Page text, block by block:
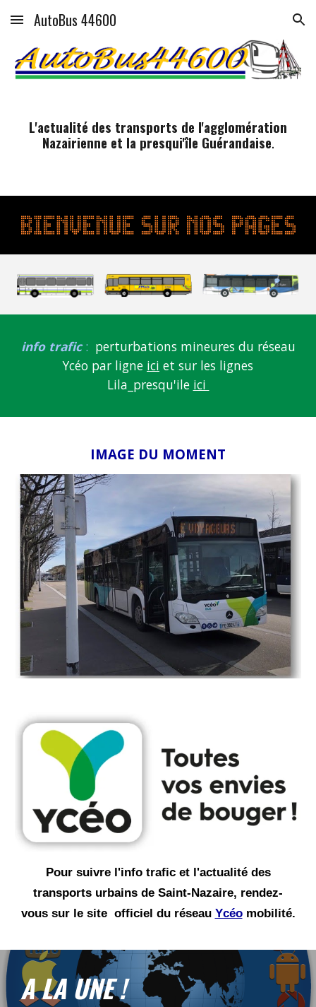
Skip to main content Skip to navigation
AutoBus 44600
L'actualité des transports de l'agglomération
Nazairienne et la presqui'île Guérandaise.
info trafic: perturbations mineures du réseau
Ycéo par ligne ici et sur les lignes
Lila_presqu'ile ici
IMAGE DU MOMENT
Pour suivre l'info trafic et l'actualité des
transports urbains de Saint-Nazaire, rendez-
vous sur le site officiel du réseau Ycéo mobilité.
A LA UNE !